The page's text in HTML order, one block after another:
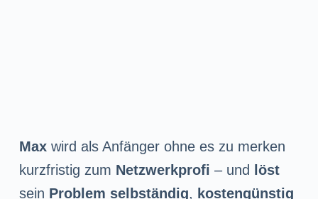
Max wird als Anfänger ohne es zu merken
kurzfristig zum Netzwerkprofi – und
löst
sein Problem selbständig, kostengünstig